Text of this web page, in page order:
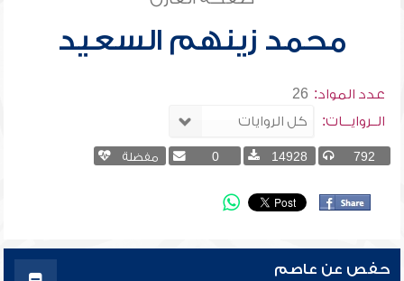
محمد زينهم السعيد
عدد المواد: 26
الــروايـــات:
792
14928
0 مفضلة
حفص عن عاصم